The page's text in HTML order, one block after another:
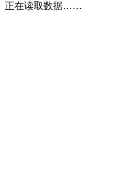
正在读取数据……